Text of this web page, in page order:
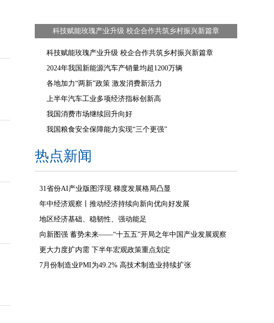
科技赋能玫瑰产业升级 校企合作共筑乡村振兴新篇章
科技赋能玫瑰产业升级 校企合作共筑乡村振兴新篇章
2024年我国新能源汽车产销量均超1200万辆
各地加力“两新”政策 激发消费新活力
上半年汽车工业多项经济指标创新高
我国消费市场继续回升向好
我国粮食安全保障能力实现“三个更强”
热点新闻
31省份AI产业版图浮现 梯度发展格局凸显
年中经济观察丨推动经济持续向新向优向好发展
地区经济基础、稳韧性、强动能足
向新图强 蓄势未来——“十五五”开局之年中国产业发展观察
更大力度扩内需 下半年宏观政策重点划定
7月份制造业PMI为49.2% 高技术制造业持续扩张